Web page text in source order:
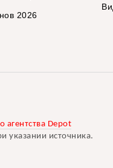
2026
агентства Depot
указании источника.